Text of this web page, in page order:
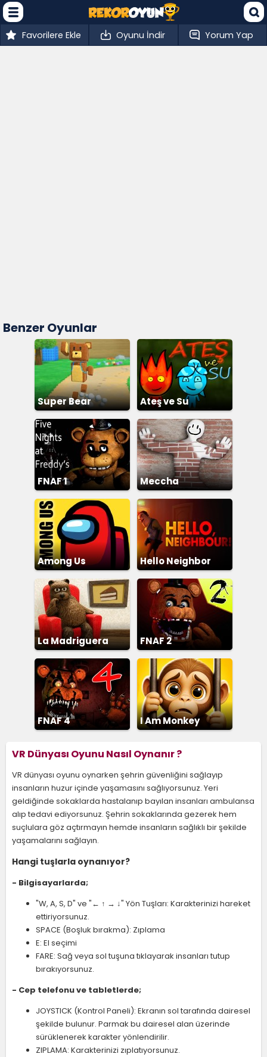
Favorilere Ekle Oyunu İndir Yorum Yap
Benzer Oyunlar
Super Bear
Adventure
Ateş ve Su
FNAF 1
Meccha
Chameleon
Among Us Hello Neighbor
La Madriguera FNAF 2
FNAF 4 I Am Monkey
VR Dünyası Oyunu Nasıl Oynanır ?
VR dünyası oyunu oynarken şehrin güvenliğini sağlayıp
insanların huzur içinde yaşamasını sağlıyorsunuz. Yeri
geldiğinde sokaklarda hastalanıp bayılan insanları ambulansa
alıp tedavi ediyorsunuz. Şehrin sokaklarında gezerek hem
suçlulara göz açtırmayın hemde insanların sağlıklı bir şekilde
yaşamalarını sağlayın.
Hangi tuşlarla oynanıyor?
- Bilgisayarlarda;
"W, A, S, D" ve "← ↑ → ↓" Yön Tuşları: Karakterinizi hareket
ettiriyorsunuz.
SPACE (Boşluk bırakma): Zıplama
E: El seçimi
FARE: Sağ veya sol tuşuna tıklayarak insanları tutup
bırakıyorsunuz.
- Cep telefonu ve tabletlerde;
JOYSTICK (Kontrol Paneli): Ekranın sol tarafında dairesel
şekilde bulunur. Parmak bu dairesel alan üzerinde
sürüklenerek karakter yönlendirilir.
ZIPLAMA: Karakterinizi zıplatıyorsunuz.